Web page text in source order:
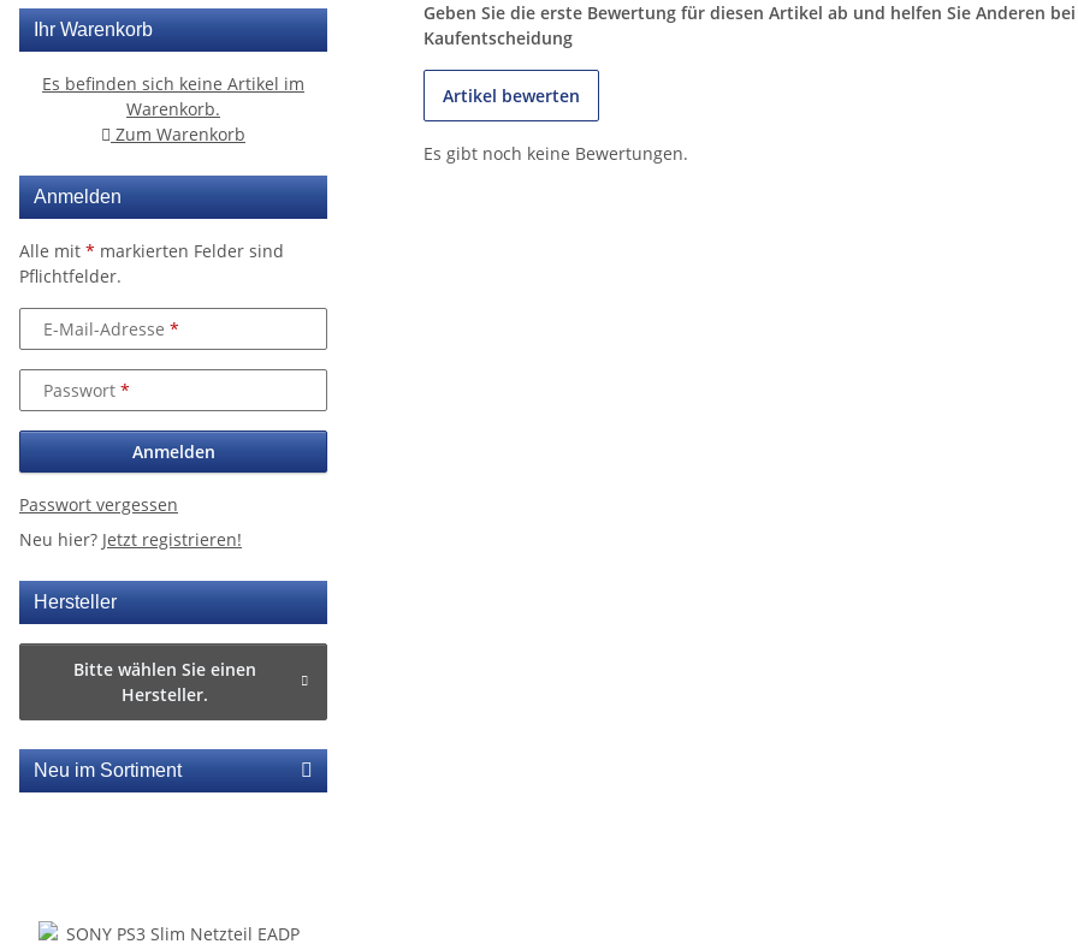
Geben Sie die erste Bewertung für diesen Artikel ab und helfen Sie Anderen
Kaufentscheidung
Artikel bewerten
Es gibt noch keine Bewertungen.
Ihr Warenkorb
Es befinden sich keine Artikel im
Warenkorb.
Zum Warenkorb
Anmelden
Alle mit * markierten Felder sind
Pflichtfelder.
E-Mail-Adresse
Passwort
Anmelden
Passwort vergessen
Neu hier? Jetzt registrieren!
Hersteller
Bitte wählen Sie einen
Hersteller.
Neu im Sortiment